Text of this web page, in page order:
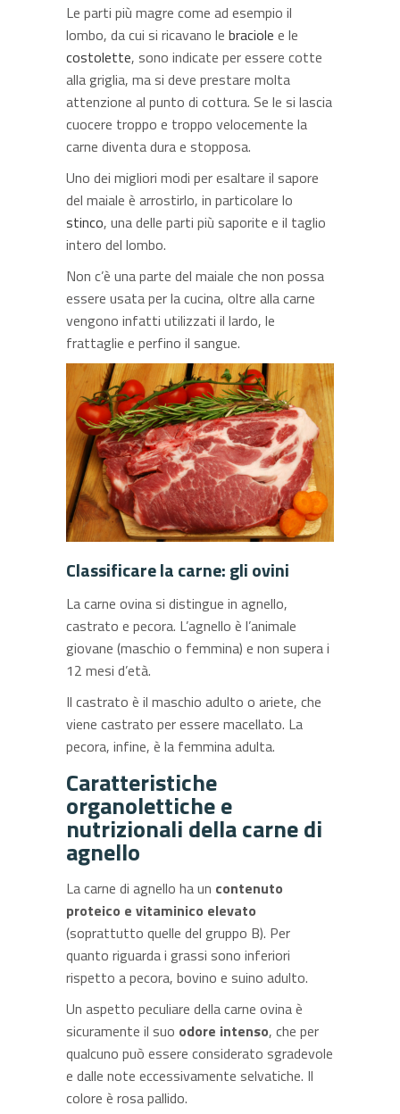
Le parti più magre come ad esempio il
lombo, da cui si ricavano le braciole e le
costolette, sono indicate per essere cotte
alla griglia, ma si deve prestare molta
attenzione al punto di cottura. Se le si lascia
cuocere troppo e troppo velocemente la
carne diventa dura e stopposa.
Uno dei migliori modi per esaltare il sapore
del maiale è arrostirlo, in particolare lo
stinco, una delle parti più saporite e il taglio
intero del lombo.
Non c’è una parte del maiale che non possa
essere usata per la cucina, oltre alla carne
vengono infatti utilizzati il lardo, le
frattaglie e perfino il sangue.
Classificare la carne: gli ovini
La carne ovina si distingue in agnello,
castrato e pecora. L’agnello è l’animale
giovane (maschio o femmina) e non supera i
12 mesi d’età.
Il castrato è il maschio adulto o ariete, che
viene castrato per essere macellato. La
pecora, infine, è la femmina adulta.
Caratteristiche
organolettiche e
nutrizionali della carne di
agnello
La carne di agnello ha un contenuto
proteico e vitaminico elevato
(soprattutto quelle del gruppo B). Per
quanto riguarda i grassi sono inferiori
rispetto a pecora, bovino e suino adulto.
Un aspetto peculiare della carne ovina è
sicuramente il suo odore intenso, che per
qualcuno può essere considerato sgradevole
e dalle note eccessivamente selvatiche. Il
colore è rosa pallido.